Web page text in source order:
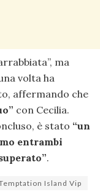
ma
volta ha
affermando che
con Cecilia.
è stato “un
entrambi
.
Island Vip